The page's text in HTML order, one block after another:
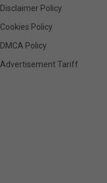
Disclaimer Policy
Cookies Policy
DMCA Policy
Advertisement Tariff